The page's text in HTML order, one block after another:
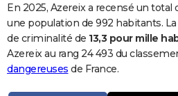
Carte de Noël
Carte Bonne année
Carte Saint-Valentin
Carte Pâques
Carte d'anniversaire
DICTIONNAIRE
Dictionnaire
Biographies
Citations
Expressions
Proverbes
PROGRAMME TV
En 2025, Azereix a recensé un total
une population de 992 habitants.
de criminalité de 13,3 pour mille
Azereix au rang 24 493 du
dangereuses de France.